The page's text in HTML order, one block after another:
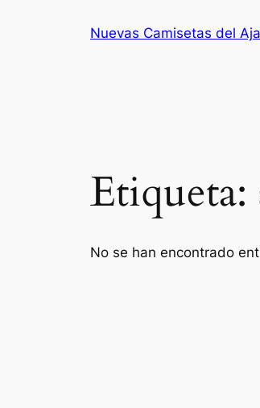
Nuevas Camisetas del
Etiqueta:
No se han encontrado